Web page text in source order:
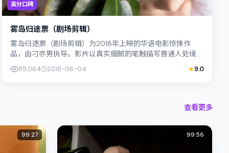
高分口碑
雾岛归途票（剧场剪辑）
雾岛归途票（剧场剪辑）为2018年上映的华语电影惊悚作
品，由刁亦男执导。影片以真实细腻的笔触描写普通人处境，
阿部宽与桂纶镁的对手戏张力十足，情节...
85,064 2018-06-04 9.0
查看更多
99:27 99:56